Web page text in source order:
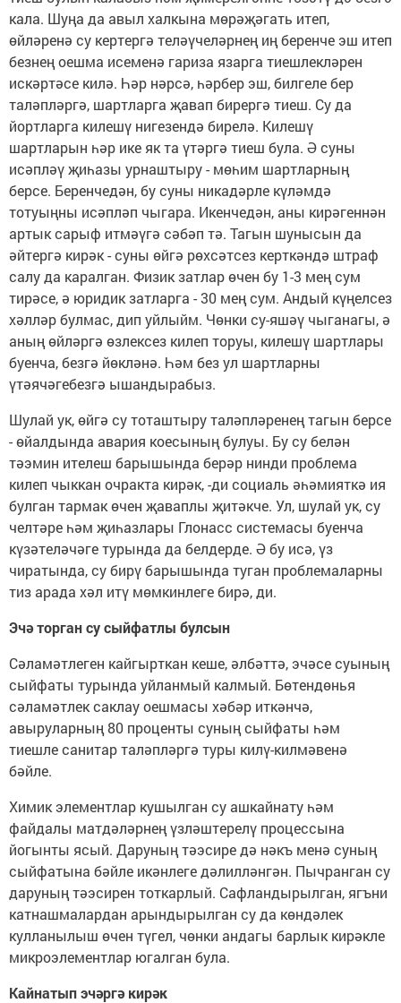
кала. Шуңа да авыл халкына мөрәҗәгать итеп,
өйләренә су кертергә теләүчеләрнең иң беренче эш итеп
безнең оешма исеменә гариза язарга тиешлекләрен
искәртәсе килә. Һәр нәрсә, һәрбер эш, билгеле бер
таләпләргә, шартларга җавап бирергә тиеш. Су да
йортларга килешү нигезендә бирелә. Килешү
шартларын һәр ике як та үтәргә тиеш була. Ә суны
исәпләү җиһазы урнаштыру - мөһим шартларның
берсе. Беренчедән, бу суны никадәрле күләмдә
тотуыңны исәпләп чыгара. Икенчедән, аны кирәгеннән
артык сарыф итмәүгә сәбәп тә. Тагын шунысын да
әйтергә кирәк - суны өйгә рөхсәтсез керткәндә штраф
салу да каралган. Физик затлар өчен бу 1-3 мең сум
тирәсе, ә юридик затларга - 30 мең сум. Андый күңелсез
хәлләр булмас, дип уйлыйм. Чөнки су-яшәү чыганагы, ә
аның өйләргә өзлексез килеп торуы, килешү шартлары
буенча, безгә йөкләнә. Һәм без ул шартларны
үтәячәгебезгә ышандырабыз.
Шулай ук, өйгә су тоташтыру таләпләренең тагын берсе
- өйалдында авария коесының булуы. Бу су белән
тәэмин ителеш барышында берәр нинди проблема
килеп чыккан очракта кирәк, -ди социаль әһәмияткә ия
булган тармак өчен җаваплы җитәкче. Ул, шулай ук, су
челтәре һәм җиһазлары Глонасс системасы буенча
күзәтеләчәге турында да белдерде. Ә бу исә, үз
чиратында, су бирү барышында туган проблемаларны
тиз арада хәл итү мөмкинлеге бирә, ди.
Эчә торган су сыйфатлы булсын
Сәламәтлеген кайгырткан кеше, әлбәттә, эчәсе суының
сыйфаты турында уйланмый калмый. Бөтендөнья
сәламәтлек саклау оешмасы хәбәр иткәнчә,
авыруларның 80 проценты суның сыйфаты һәм
тиешле санитар таләпләргә туры килү-килмәвенә
бәйле.
Химик элементлар кушылган су ашкайнату һәм
файдалы матдәләрнең үзләштерелү процессына
йогынты ясый. Даруның тәэсире дә нәкъ менә суның
сыйфатына бәйле икәнлеге дәлилләнгән. Пычранган су
даруның тәэсирен тоткарлый. Сафландырылган, ягъни
катнашмалардан арындырылган су да көндәлек
кулланылыш өчен түгел, чөнки андагы барлык кирәкле
микроэлементлар югалган була.
Кайнатып эчәргә кирәк